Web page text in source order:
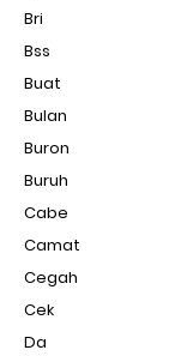
Bri
Bss
Buat
Bulan
Buron
Buruh
Cabe
Camat
Cegah
Cek
Da